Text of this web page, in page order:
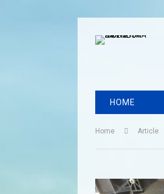
HOME
Home Article